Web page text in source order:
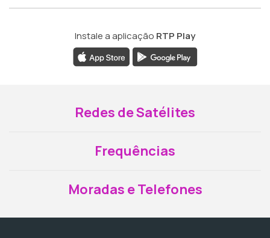
Instale a aplicação RTP Play
Redes de Satélites
Frequências
Moradas e Telefones